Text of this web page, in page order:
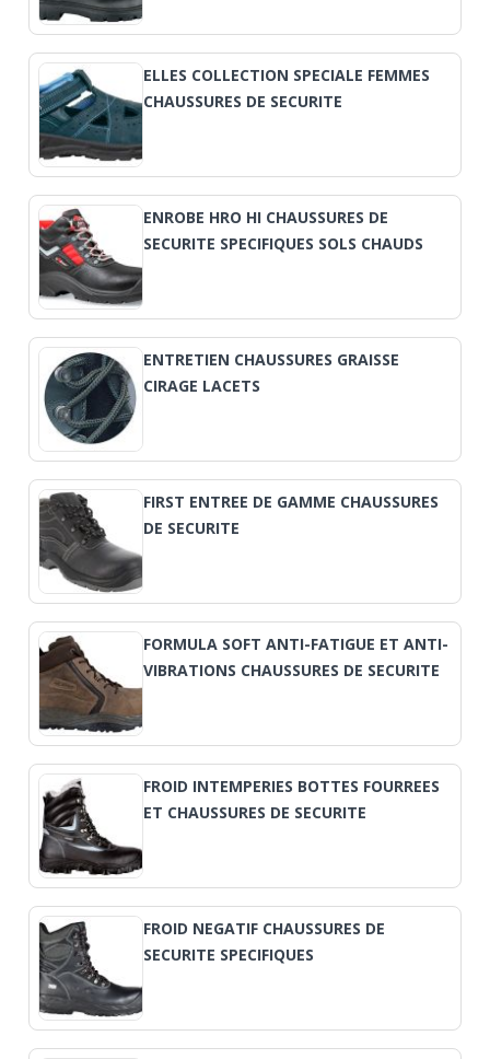
ELLES COLLECTION SPECIALE FEMMES
CHAUSSURES DE SECURITE
ENROBE HRO HI CHAUSSURES DE
SECURITE SPECIFIQUES SOLS CHAUDS
ENTRETIEN CHAUSSURES GRAISSE
CIRAGE LACETS
FIRST ENTREE DE GAMME CHAUSSURES
DE SECURITE
FORMULA SOFT ANTI-FATIGUE ET ANTI-
VIBRATIONS CHAUSSURES DE SECURITE
FROID INTEMPERIES BOTTES FOURREES
ET CHAUSSURES DE SECURITE
FROID NEGATIF CHAUSSURES DE
SECURITE SPECIFIQUES